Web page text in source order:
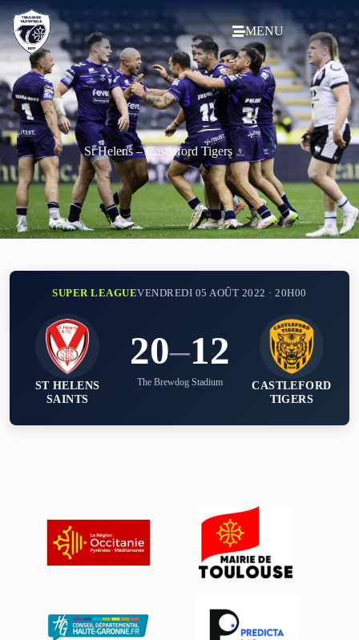
MENU
St Helens – Castleford Tigers
SUPER LEAGUEVENDREDI 05 AOÛT 2022 · 20H00
ST HELENS
SAINTS
20–12
The Brewdog Stadium
CASTLEFORD
TIGERS